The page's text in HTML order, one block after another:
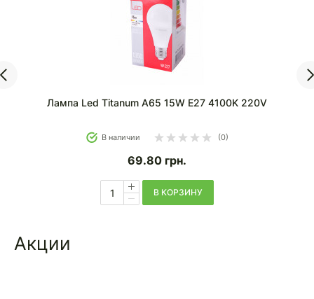
Лампа Led Titanum A65 15W E27 4100K 220V
В наличии (0)
грн.
В КОРЗИНУ
Акции